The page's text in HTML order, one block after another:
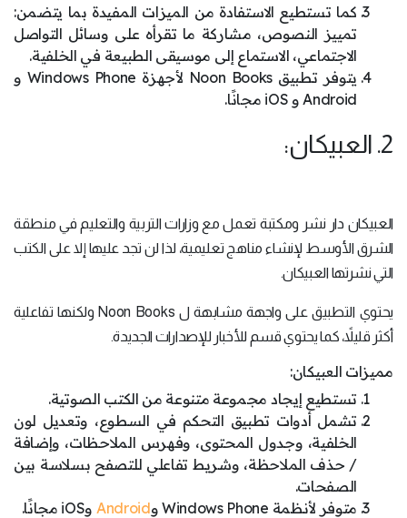
كما تستطيع الاستفادة من الميزات المفيدة بما يتضمن:
تمييز النصوص، مشاركة ما تقرأه على وسائل التواصل
الاجتماعي، الاستماع إلى موسيقى الطبيعة في الخلفية.
يتوفر تطبيق Noon Books لأجهزة Windows Phone و
Android و iOS مجانًا.
2. العبيكان:
العبيكان دار نشر ومكتبة تعمل مع وزارات التربية والتعليم في منطقة
الشرق الأوسط لإنشاء مناهج تعليمية، لذا لن تجد عليها إلا على الكتب
التي نشرتها العبيكان.
يحتوي التطبيق على واجهة مشابهة ل Noon Books ولكنها تفاعلية
أكثر قليلاً، كما يحتوي قسم للأخبار للإصدارات الجديدة.
مميزات العبيكان:
تستطيع إيجاد مجموعة متنوعة من الكتب الصوتية.
تشمل أدوات تطبيق التحكم في السطوع، وتعديل لون
الخلفية، وجدول المحتوى، وفهرس الملاحظات، وإضافة
/ حذف الملاحظة، وشريط تفاعلي للتصفح بسلاسة بين
الصفحات.
متوفر لأنظمة Windows Phone و
Android وiOS مجانًا.